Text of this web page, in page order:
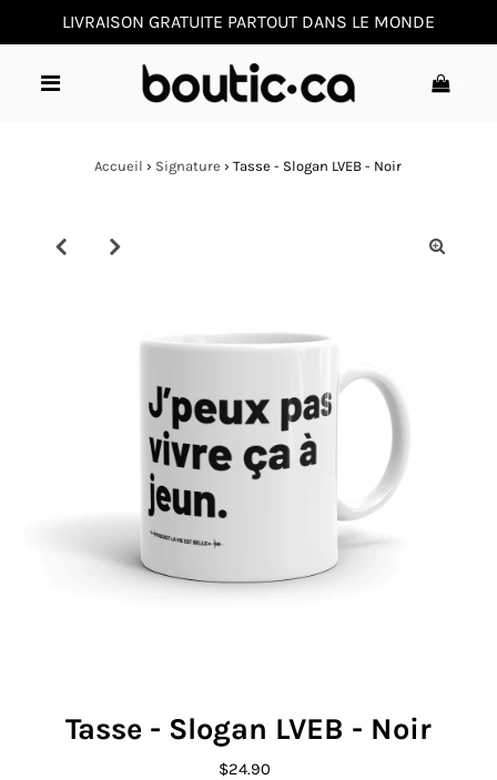
LIVRAISON GRATUITE PARTOUT DANS LE MONDE
Accueil › Signature › Tasse - Slogan LVEB - Noir
Tasse - Slogan LVEB - Noir
Prix
$24.90